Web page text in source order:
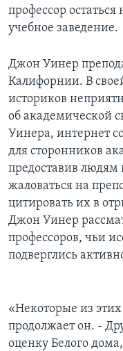
профессор
учебное заведение.
Джон Уинер
Калифорнии. В
историков
об академической
Уинера, интернет
для сторонников
предоставив
жаловаться на
цитировать их в
Джон Уинер
профессоров, чьи
подверглись
«Некоторые из этих
продолжает он. -
оценку Белого